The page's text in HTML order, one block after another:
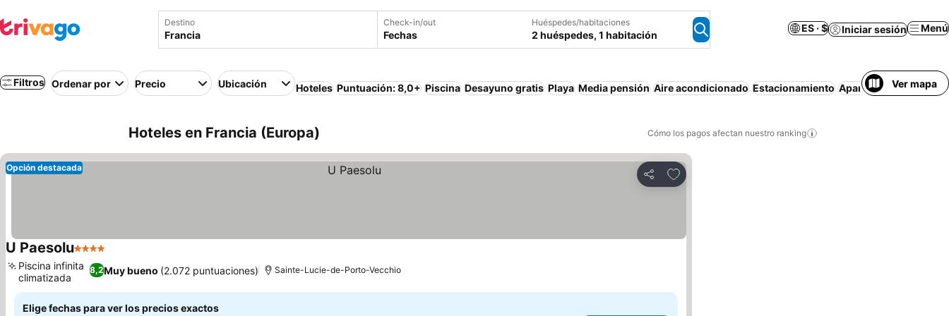
Destino Check-in/out
Fechas
Huéspedes/habitaciones
2 huéspedes, 1 habitación
ES · $ Iniciar sesión Menú
Filtros Ordenar por Precio Ubicación Hoteles Puntuación: 8,0+ Piscina Desayuno gratis Playa Media pensión Aire acondicionado Estacionamiento ApartamentoVer mapa
Hoteles en Francia (Europa) Cómo los pagos afectan nuestro ranking
Compartir
Agregar a favoritos
Opción destacada
U Paesolu4 Estrellas
8,2Muy bueno (2.072 puntuaciones)
Piscina infinita
climatizada
Sainte-Lucie-de-Porto-Vecchio
Elige fechas para ver los precios exactos